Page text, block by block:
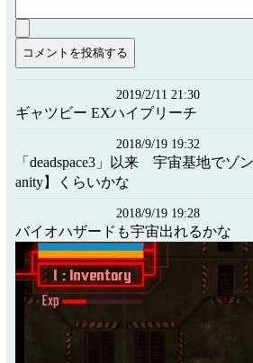
2019/2/11 21:30
ギャツビー EXハイブリーチ
2018/9/19 19:32
「deadspace3」以来 宇宙基地でゾ
anity】くらいかな
2018/9/19 19:28
バイオハザードも宇宙出れるかな